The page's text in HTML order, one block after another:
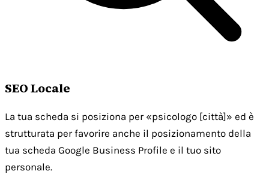
SEO Locale
La tua scheda si posiziona per «psicologo [città]» ed è
strutturata per favorire anche il posizionamento della
tua scheda Google Business Profile e il tuo sito
personale.